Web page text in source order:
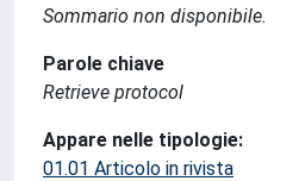
Sommario non disponibile.
Parole chiave
Retrieve protocol
Appare nelle tipologie:
01.01 Articolo in rivista